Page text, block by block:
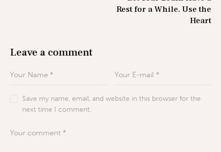
Rest for a While. Use the
Heart
Leave a comment
Save my name, email, and website in this browser for the
next time I comment.